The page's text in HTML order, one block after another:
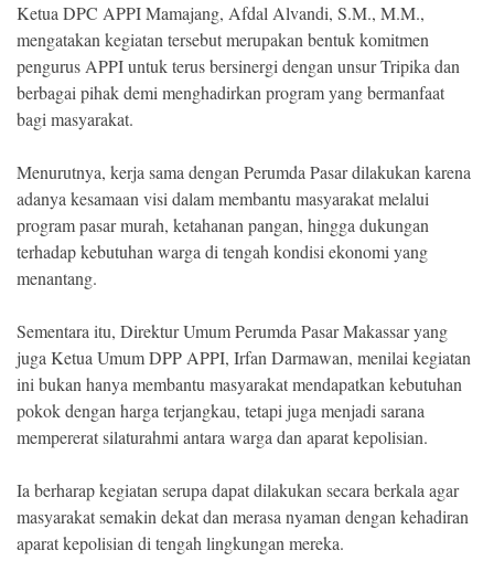
Ketua DPC APPI Mamajang, Afdal Alvandi, S.M., M.M.,
mengatakan kegiatan tersebut merupakan bentuk komitmen
pengurus APPI untuk terus bersinergi dengan unsur Tripika dan
berbagai pihak demi menghadirkan program yang bermanfaat
bagi masyarakat.
Menurutnya, kerja sama dengan Perumda Pasar dilakukan karena
adanya kesamaan visi dalam membantu masyarakat melalui
program pasar murah, ketahanan pangan, hingga dukungan
terhadap kebutuhan warga di tengah kondisi ekonomi yang
menantang.
Sementara itu, Direktur Umum Perumda Pasar Makassar yang
juga Ketua Umum DPP APPI, Irfan Darmawan, menilai kegiatan
ini bukan hanya membantu masyarakat mendapatkan kebutuhan
pokok dengan harga terjangkau, tetapi juga menjadi sarana
mempererat silaturahmi antara warga dan aparat kepolisian.
Ia berharap kegiatan serupa dapat dilakukan secara berkala agar
masyarakat semakin dekat dan merasa nyaman dengan kehadiran
aparat kepolisian di tengah lingkungan mereka.